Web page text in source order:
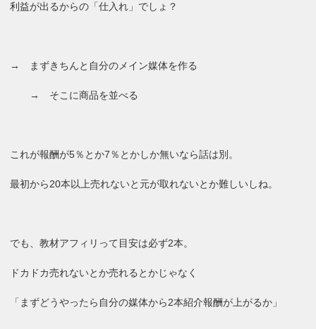
利益が出るからの「仕入れ」でしょ？
→ まずきちんと自分のメイン媒体を作る
→ そこに商品を並べる
これが報酬が5％とか7％とかしか無いなら話は別。
最初から20本以上売れないと元が取れないとか難しいしね。
でも、教材アフィリって目安は必ず2本。
ドカドカ売れないとか売れるとかじゃなく
「まずどうやったら自分の媒体から2本紹介報酬が上がるか」